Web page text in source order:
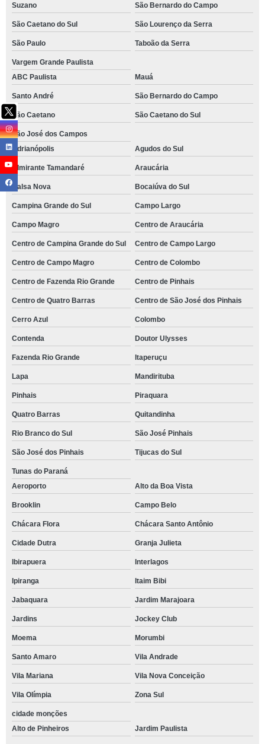
Suzano São Bernardo do Campo
São Caetano do Sul São Lourenço da Serra
São Paulo Taboão da Serra
Vargem Grande Paulista
ABC Paulista
Mauá
Santo André São Bernardo do Campo
São Caetano São Caetano do Sul
São José dos Campos
Adrianópolis
Agudos do Sul
Almirante Tamandaré Araucária
Balsa Nova Bocaiúva do Sul
Campina Grande do Sul Campo Largo
Campo Magro Centro de Araucária
Centro de Campina Grande do Sul Centro de Campo Largo
Centro de Campo Magro Centro de Colombo
Centro de Fazenda Rio Grande Centro de Pinhais
Centro de Quatro Barras Centro de São José dos Pinhais
Cerro Azul Colombo
Contenda Doutor Ulysses
Fazenda Rio Grande Itaperuçu
Lapa Mandirituba
Pinhais Piraquara
Quatro Barras Quitandinha
Rio Branco do Sul São José Pinhais
São José dos Pinhais Tijucas do Sul
Tunas do Paraná
Aeroporto
Alto da Boa Vista
Brooklin Campo Belo
Chácara Flora Chácara Santo Antônio
Cidade Dutra Granja Julieta
Ibirapuera Interlagos
Ipiranga Itaim Bibi
Jabaquara Jardim Marajoara
Jardins Jockey Club
Moema Morumbi
Santo Amaro Vila Andrade
Vila Mariana Vila Nova Conceição
Vila Olímpia Zona Sul
cidade monções
Alto de Pinheiros
Jardim Paulista